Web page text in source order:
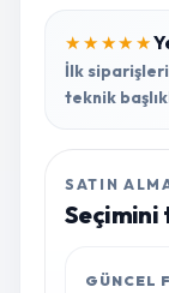
★★★★★
İlk
teknik
SATIN
Seçimini
GÜNCEL